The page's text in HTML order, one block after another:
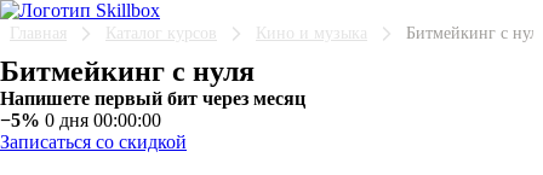
Главная Каталог курсов Кино и музыка Битмейкинг с
Битмейкинг с нуля
Напишете первый бит через месяц
−5% 0 дня 00:00:00
Записаться со скидкой